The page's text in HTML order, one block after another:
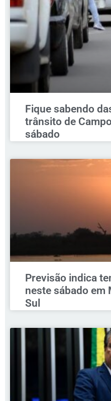
Fique sabendo
trânsito de
sábado
Previsão indica
neste sábado em
Sul